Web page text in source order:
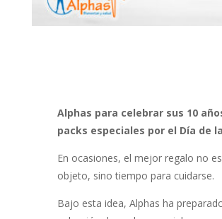
Alphas para celebrar sus 10
packs especiales por el Día de
En ocasiones, el mejor regalo no
objeto, sino tiempo para cuidarse.
Bajo esta idea, Alphas ha